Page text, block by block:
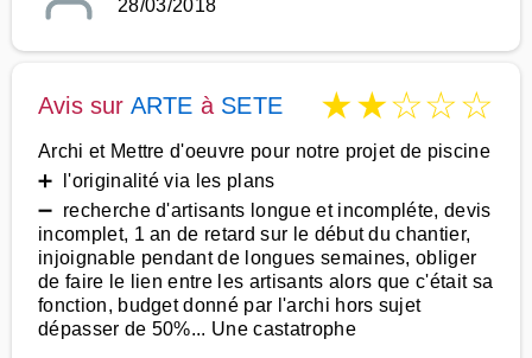
28/03/2018
Avis sur ARTE à SETE ★★☆☆☆
Archi et Mettre d'oeuvre pour notre projet de piscine
➕ l'originalité via les plans
➖ recherche d'artisants longue et incompléte, devis
incomplet, 1 an de retard sur le début du chantier,
injoignable pendant de longues semaines, obliger
de faire le lien entre les artisants alors que c'était sa
fonction, budget donné par l'archi hors sujet
dépasser de 50%... Une castatrophe